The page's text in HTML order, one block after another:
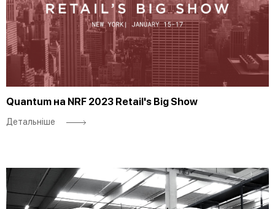
Quantum на NRF 2023 Retail's Big Show
Детальніше